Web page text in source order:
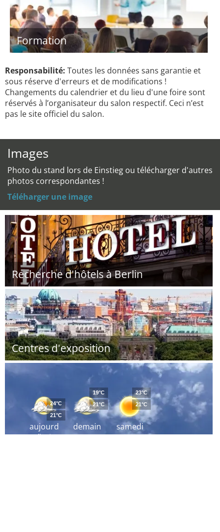
Formation
Responsabilité: Toutes les données sans garantie et
sous réserve d'erreurs et de modifications !
Changements du calendrier et du lieu d'une foire sont
réservés à l’organisateur du salon respectif. Ceci n’est
pas le site officiel du salon.
Images
Photo du stand lors de Einstieg ou télécharger d'autres
photos correspondantes !
Téléharger une image
Recherche d'hôtels à Berlin
Centres d'exposition
aujourd
´hui
24°C
21°C
demain
19°C
21°C
samedi
23°C
21°C